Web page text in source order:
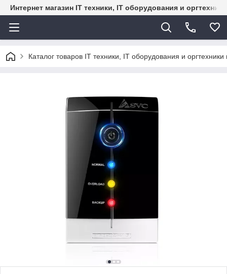
Интернет магазин IT техники, IT оборудования и
Каталог товаров IT техники, IT оборудования и